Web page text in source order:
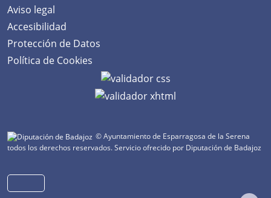
Aviso legal
Accesibilidad
Protección de Datos
Política de Cookies
© Ayuntamiento de Esparragosa de la Serena
todos los derechos reservados.Servicio ofrecido por Diputación de Badajoz